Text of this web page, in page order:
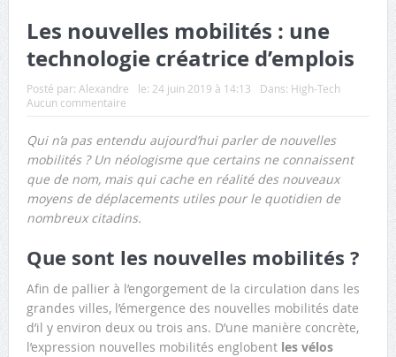
Les nouvelles mobilités : une
technologie créatrice d’emplois
Posté par: Alexandre le: 24 juin 2019 à 14:13 Dans: High-Tech
Aucun commentaire
Qui n’a pas entendu aujourd’hui parler de nouvelles
mobilités ? Un néologisme que certains ne connaissent
que de nom, mais qui cache en réalité des nouveaux
moyens de déplacements utiles pour le quotidien de
nombreux citadins.
Que sont les nouvelles mobilités ?
Afin de pallier à l’engorgement de la circulation dans les
grandes villes, l’émergence des nouvelles mobilités date
d’il y environ deux ou trois ans. D’une manière concrète,
l’expression nouvelles mobilités englobent les vélos